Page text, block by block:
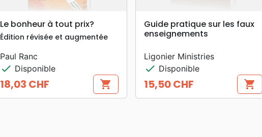
search APERÇU RAPIDE
Le bonheur à tout prix?
Édition révisée et augmentée
Paul Ranc
check Disponible
Prix
18,03 CHF shopping_cart
search APERÇU RAPIDE
Guide pratique sur les faux
enseignements
Ligonier Ministries
check Disponible
Prix
15,50 CHF shopping_cart